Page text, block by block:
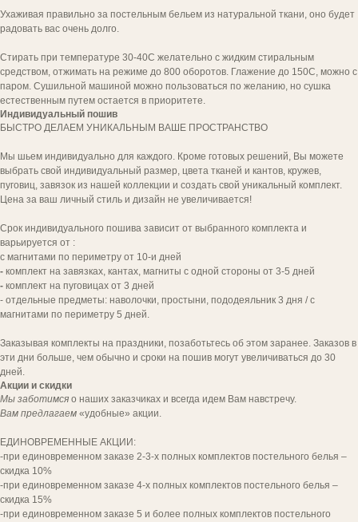
Ухаживая правильно за постельным бельем из натуральной ткани, оно будет
радовать вас очень долго.
Стирать при температуре 30-40С желательно с жидким стиральным
средством, отжимать на режиме до 800 оборотов. Глажение до 150С, можно с
паром. Сушильной машиной можно пользоваться по желанию, но сушка
естественным путем остается в приоритете.
Индивидуальный пошив
БЫСТРО ДЕЛАЕМ УНИКАЛЬНЫМ ВАШЕ ПРОСТРАНСТВО
Мы шьем индивидуально для каждого. Кроме готовых решений, Вы можете
выбрать свой индивидуальный размер, цвета тканей и кантов, кружев,
пуговиц, завязок из нашей коллекции и создать свой уникальный комплект.
Цена за ваш личный стиль и дизайн не увеличивается!
Срок индивидуального пошива зависит от выбранного комплекта и
варьируется от :
с магнитами по периметру от 10-и дней
- комплект на завязках, кантах, магниты с одной стороны от 3-5 дней
- комплект на пуговицах от 3 дней
- отдельные предметы: наволочки, простыни, пододеяльник 3 дня / с
магнитами по периметру 5 дней.
Заказывая комплекты на праздники, позаботьтесь об этом заранее. Заказов в
эти дни больше, чем обычно и сроки на пошив могут увеличиваться до 30
дней.
Акции и скидки
Мы заботимся о наших заказчиках и всегда идем Вам навстречу.
Вам предлагаем «удобные» акции.
ЕДИНОВРЕМЕННЫЕ АКЦИИ:
-при единовременном заказе 2-3-х полных комплектов постельного белья –
скидка 10%
-при единовременном заказе 4-х полных комплектов постельного белья –
скидка 15%
-при единовременном заказе 5 и более полных комплектов постельного
ВЫ ДОСТОЙНЫ
КОМФОРТА
И УДОБСТВА!